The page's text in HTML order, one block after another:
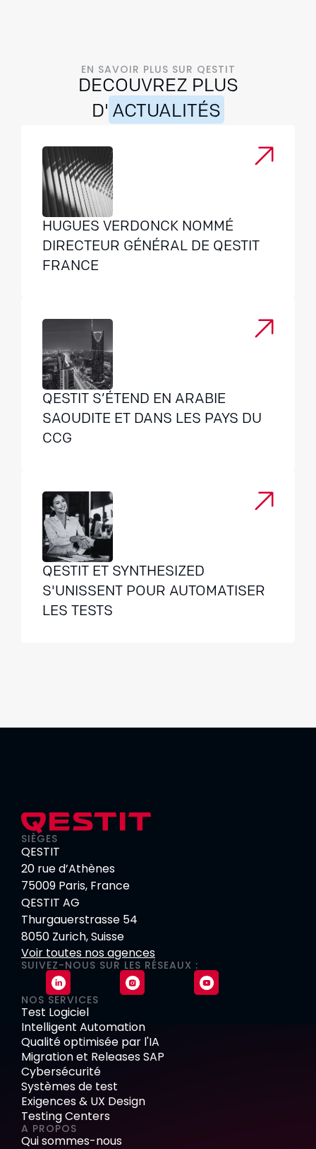
EN SAVOIR PLUS SUR QESTIT
DECOUVREZ PLUS
D' ACTUALITÉS
HUGUES VERDONCK NOMMÉ
DIRECTEUR GÉNÉRAL DE QESTIT
FRANCE
QESTIT S’ÉTEND EN ARABIE
SAOUDITE ET DANS LES PAYS DU
CCG
QESTIT ET SYNTHESIZED
S'UNISSENT POUR AUTOMATISER
LES TESTS
SIÈGES
QESTIT
20 rue d’Athènes
75009 Paris, France
QESTIT AG
Thurgauerstrasse 54
8050 Zurich, Suisse
Voir toutes nos agences
SUIVEZ-NOUS SUR LES RÉSEAUX :
NOS SERVICES
Test Logiciel
Intelligent Automation
Qualité optimisée par l'IA
Migration et Releases SAP
Cybersécurité
Systèmes de test
Exigences & UX Design
Testing Centers
A PROPOS
Qui sommes-nous